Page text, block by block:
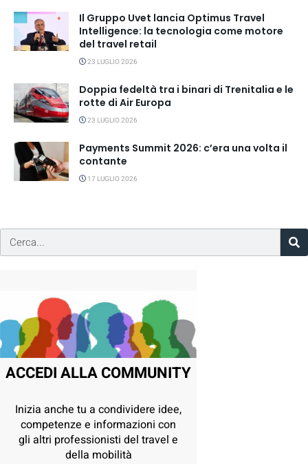
Il Gruppo Uvet lancia Optimus Travel
Intelligence: la tecnologia come motore
del travel retail
23 LUGLIO 2026
Doppia fedeltà tra i binari di Trenitalia e le
rotte di Air Europa
23 LUGLIO 2026
Payments Summit 2026: c’era una volta il
contante
17 LUGLIO 2026
ACCEDI ALLA COMMUNITY
Inizia anche tu a condividere idee,
competenze e informazioni con
gli altri professionisti del travel e
della mobilità